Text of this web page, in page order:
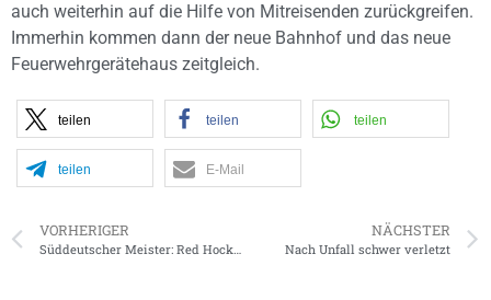
auch weiterhin auf die Hilfe von Mitreisenden zurückgreifen.
Immerhin kommen dann der neue Bahnhof und das neue
Feuerwehrgerätehaus zeitgleich.
teilen teilen teilen
teilen E-Mail
VORHERIGER NÄCHSTER
Nach Unfall schwer verletzt